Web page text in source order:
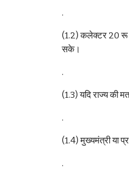
.
(1.2) कलेक्टर 20 रू
सके।
.
(1.3) यदि राज्य की
.
(1.4) मुख्यमंत्री या
.